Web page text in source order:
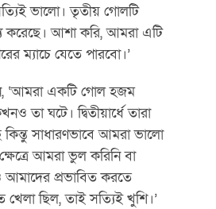
ভালো। তৃতীয় গোলটি
করেছে। আশা করি, আমরা এটি
ম্যাচে যেতে পারবো।’
‘আমরা একটি গোল হজম
তা ঘটে। দ্বিতীয়ার্ধে তারা
সাধারণভাবে আমরা ভালো
আমরা ভুল করিনি বা
প্রভাবিত করতে
খেলা ছিল, তাই সত্যিই খুশি।’